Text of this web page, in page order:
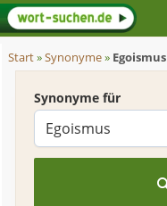
Start»Synonyme» Egoismus
Synonyme für